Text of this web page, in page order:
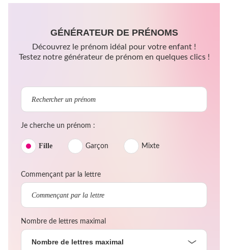
GÉNÉRATEUR DE PRÉNOMS
Découvrez le prénom idéal pour votre enfant !
Testez notre générateur de prénom en quelques clics !
Je cherche un prénom :
Fille Garçon Mixte
Commençant par la lettre
Nombre de lettres maximal
Nombre de lettres maximal